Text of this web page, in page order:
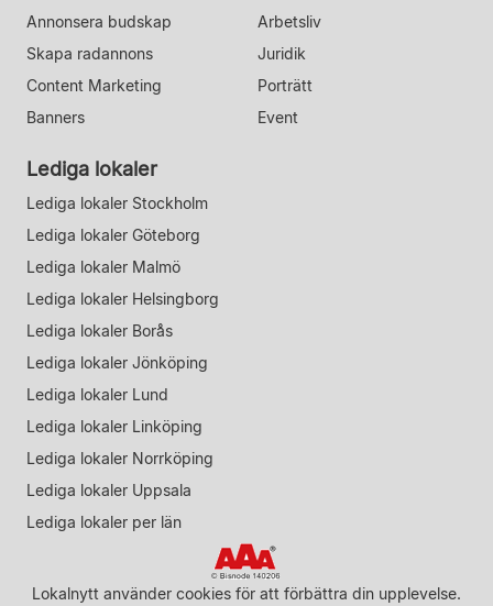
Annonsera budskap
Skapa radannons
Content Marketing
Banners
Arbetsliv
Juridik
Porträtt
Event
Lediga lokaler
Lediga lokaler Stockholm
Lediga lokaler Göteborg
Lediga lokaler Malmö
Lediga lokaler Helsingborg
Lediga lokaler Borås
Lediga lokaler Jönköping
Lediga lokaler Lund
Lediga lokaler Linköping
Lediga lokaler Norrköping
Lediga lokaler Uppsala
Lediga lokaler per län
Lokalnytt använder cookies för att förbättra din upplevelse.